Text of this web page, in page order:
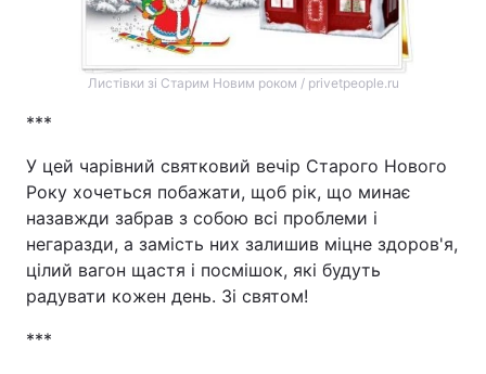
Листівки зі Старим Новим роком / privetpeople.ru
***
У цей чарівний святковий вечір Старого Нового
Року хочеться побажати, щоб рік, що минає
назавжди забрав з собою всі проблеми і
негаразди, а замість них залишив міцне здоров'я,
цілий вагон щастя і посмішок, які будуть
радувати кожен день. Зі святом!
***